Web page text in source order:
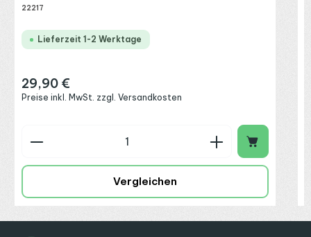
22217
Lieferzeit 1-2 Werktage
Regulärer Preis:
29,90 €
Preise inkl. MwSt. zzgl. Versandkosten
Produkt Anzahl: Gib den gewünschten Wert
Vergleichen